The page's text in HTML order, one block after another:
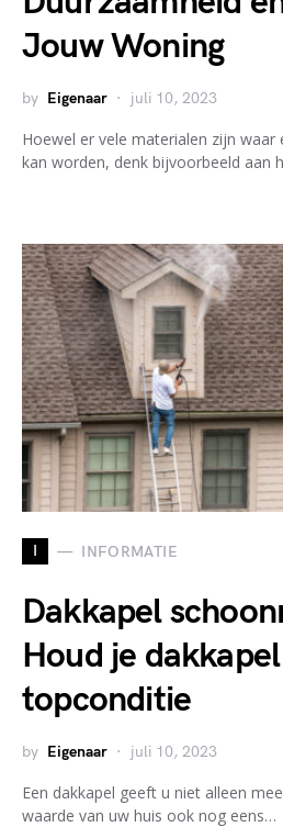
Jouw Woning
by Eigenaar juli 10, 2023
Hoewel er vele materialen zijn waar
kan worden, denk bijvoorbeeld aan
I INFORMATIE
Dakkapel
Houd je
topconditie
by Eigenaar juli 10, 2023
Een dakkapel geeft u niet alleen
waarde van uw huis ook nog eens…